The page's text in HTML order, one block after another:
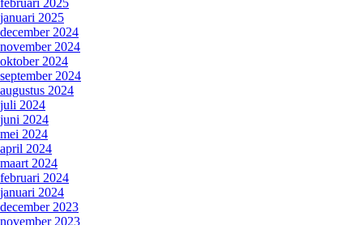
februari 2025
januari 2025
december 2024
november 2024
oktober 2024
september 2024
augustus 2024
juli 2024
juni 2024
mei 2024
april 2024
maart 2024
februari 2024
januari 2024
december 2023
november 2023